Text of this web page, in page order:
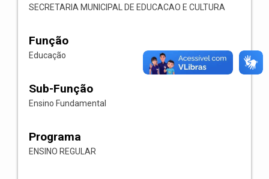
SECRETARIA MUNICIPAL DE EDUCACAO E CULTURA
Função
Educação
Sub-Função
Ensino Fundamental
Programa
ENSINO REGULAR